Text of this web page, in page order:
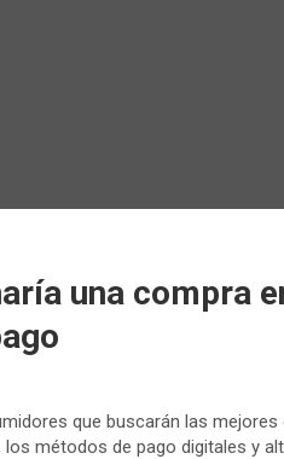
una compra
que buscarán las
métodos de pago digitales y